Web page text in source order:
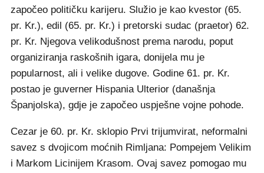
započeo političku karijeru. Služio je kao kvestor (65.
pr. Kr.), edil (65. pr. Kr.) i pretorski sudac (praetor) 62.
pr. Kr. Njegova velikodušnost prema narodu, poput
organiziranja raskošnih igara, donijela mu je
popularnost, ali i velike dugove. Godine 61. pr. Kr.
postao je guverner Hispania Ulterior (današnja
Španjolska), gdje je započeo uspješne vojne pohode.
Cezar je 60. pr. Kr. sklopio Prvi trijumvirat, neformalni
savez s dvojicom moćnih Rimljana: Pompejem Velikim
i Markom Licinijem Krasom. Ovaj savez pomogao mu